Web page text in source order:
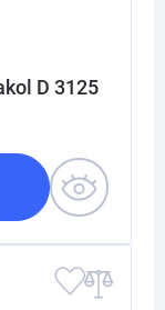
D 3125